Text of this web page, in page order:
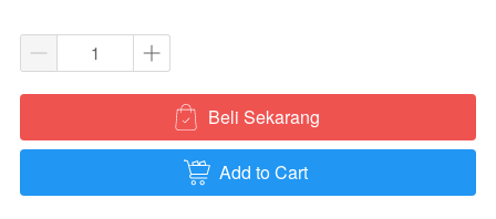
` Beli Sekarang
` Add to Cart